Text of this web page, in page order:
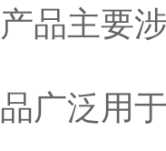
产品主要
品广泛用